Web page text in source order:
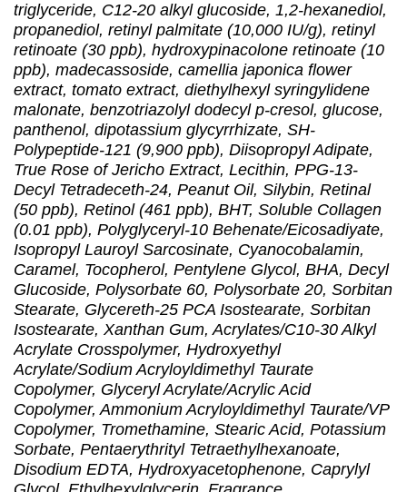
triglyceride, C12-20 alkyl glucoside, 1,2-hexanediol,
propanediol, retinyl palmitate (10,000 IU/g), retinyl
retinoate (30 ppb), hydroxypinacolone retinoate (10
ppb), madecassoside, camellia japonica flower
extract, tomato extract, diethylhexyl syringylidene
malonate, benzotriazolyl dodecyl p-cresol, glucose,
panthenol, dipotassium glycyrrhizate, SH-
Polypeptide-121 (9,900 ppb), Diisopropyl Adipate,
True Rose of Jericho Extract, Lecithin, PPG-13-
Decyl Tetradeceth-24, Peanut Oil, Silybin, Retinal
(50 ppb), Retinol (461 ppb), BHT, Soluble Collagen
(0.01 ppb), Polyglyceryl-10 Behenate/Eicosadiyate,
Isopropyl Lauroyl Sarcosinate, Cyanocobalamin,
Caramel, Tocopherol, Pentylene Glycol, BHA, Decyl
Glucoside, Polysorbate 60, Polysorbate 20, Sorbitan
Stearate, Glycereth-25 PCA Isostearate, Sorbitan
Isostearate, Xanthan Gum, Acrylates/C10-30 Alkyl
Acrylate Crosspolymer, Hydroxyethyl
Acrylate/Sodium Acryloyldimethyl Taurate
Copolymer, Glyceryl Acrylate/Acrylic Acid
Copolymer, Ammonium Acryloyldimethyl Taurate/VP
Copolymer, Tromethamine, Stearic Acid, Potassium
Sorbate, Pentaerythrityl Tetraethylhexanoate,
Disodium EDTA, Hydroxyacetophenone, Caprylyl